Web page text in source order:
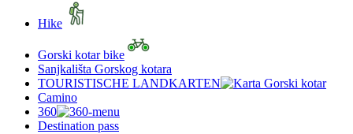
Hike
Gorski kotar bike
Sanjkališta Gorskog kotara
TOURISTISCHE LANDKARTEN
Camino
360
Destination pass